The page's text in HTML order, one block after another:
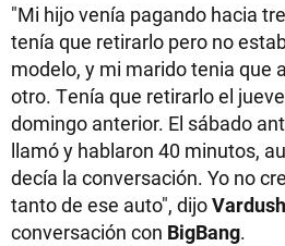
"Mi hijo venía pagando hacia
tenía que retirarlo pero no
modelo, y mi marido tenia que
otro. Tenía que retirarlo el
domingo anterior. El sábado
llamó y hablaron 40 minutos,
decía la conversación. Yo no
tanto de ese auto", dijo
conversación con BigBang.